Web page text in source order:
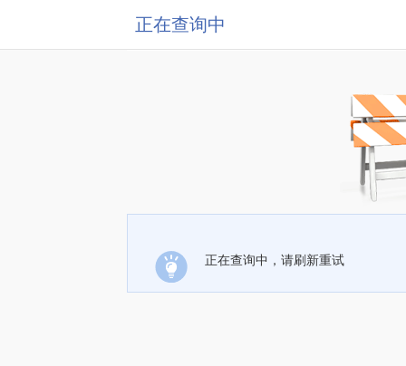
正在查询中
正在查询中，请刷新重试